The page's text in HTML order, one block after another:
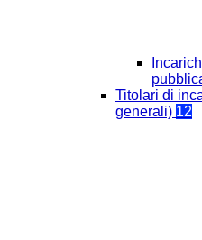
Titolari di
generali) 12